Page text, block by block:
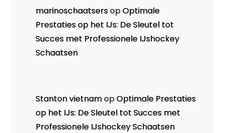
marinoschaatsersopOptimale
Prestaties op het IJs: De Sleutel tot
Succes met Professionele IJshockey
Schaatsen
Stanton vietnamopOptimale Prestaties
op het IJs: De Sleutel tot Succes met
Professionele IJshockey Schaatsen